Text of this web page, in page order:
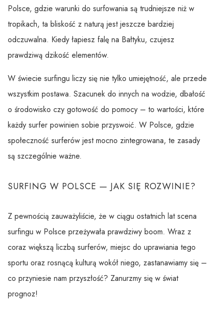
Polsce, gdzie warunki do surfowania są trudniejsze niż w
tropikach, ta bliskość z naturą jest jeszcze bardziej
odczuwalna. Kiedy łapiesz falę na Bałtyku, czujesz
prawdziwą dzikość elementów.
W świecie surfingu liczy się nie tylko umiejętność, ale przede
wszystkim postawa. Szacunek do innych na wodzie, dbałość
o środowisko czy gotowość do pomocy – to wartości, które
każdy surfer powinien sobie przyswoić. W Polsce, gdzie
społeczność surferów jest mocno zintegrowana, te zasady
są szczególnie ważne.
SURFING W POLSCE — JAK SIĘ ROZWINIE?
Z pewnością zauważyliście, że w ciągu ostatnich lat scena
surfingu w Polsce przeżywała prawdziwy boom. Wraz z
coraz większą liczbą surferów, miejsc do uprawiania tego
sportu oraz rosnącą kulturą wokół niego, zastanawiamy się –
co przyniesie nam przyszłość? Zanurzmy się w świat
prognoz!